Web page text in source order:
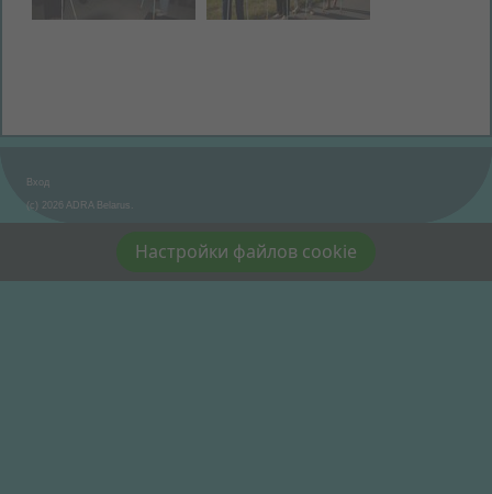
Вход
(c) 2026 ADRA Belarus.
Настройки файлов cookie